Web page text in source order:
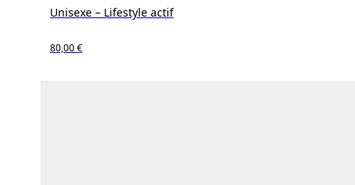
Unisexe – Lifestyle actif
80,00 €